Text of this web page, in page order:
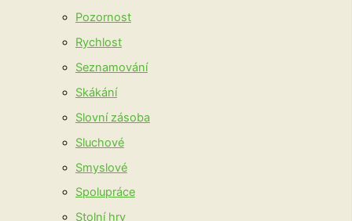
Pozornost
Rychlost
Seznamování
Skákání
Slovní zásoba
Sluchové
Smyslové
Spolupráce
Stolní hry